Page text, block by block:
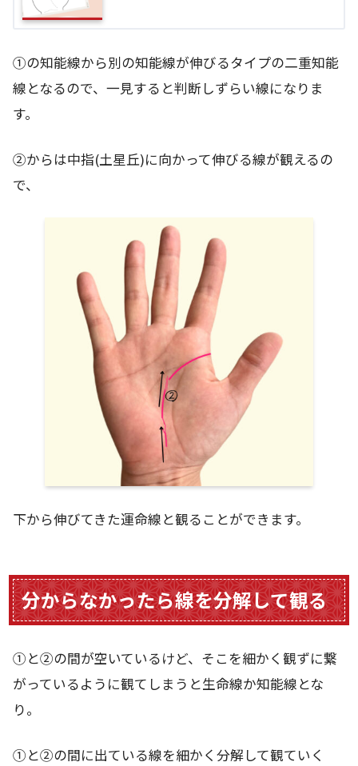
①の知能線から別の知能線が伸びるタイプの二重知能
線となるので、一見すると判断しずらい線になりま
す。
②からは中指(土星丘)に向かって伸びる線が観えるの
で、
下から伸びてきた運命線と観ることができます。
分からなかったら線を分解して観る
①と②の間が空いているけど、そこを細かく観ずに繋
がっているように観てしまうと生命線か知能線とな
り。
①と②の間に出ている線を細かく分解して観ていく